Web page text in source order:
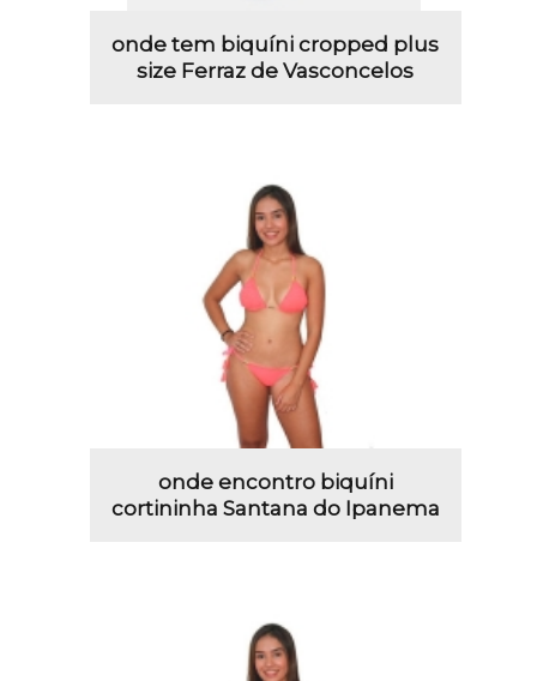
onde tem biquíni cropped plus
size Ferraz de Vasconcelos
onde encontro biquíni
cortininha Santana do Ipanema